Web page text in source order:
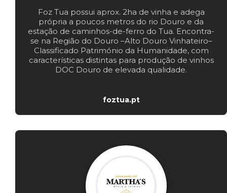
Foz Tua possui aprox. 2ha de vinha e adega
própria a poucos metros do rio Douro e da
estação de caminhos-de-ferro do Tua. Encontra-
se na Região do Douro –Alto Douro Vinhateiro–
Classificado Património da Humanidade, com
características distintas para produção de vinhos
DOC Douro de elevada qualidade.
foztua.pt